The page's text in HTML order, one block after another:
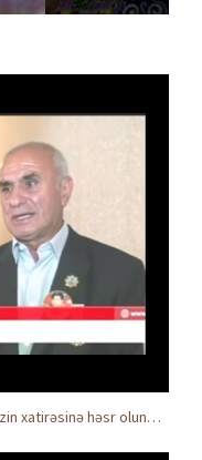
AVMVİB Naxçıvan MR təşkilatı şəhidlərimizin xatirəsinə həsr olunmuş tədbir keçirdi